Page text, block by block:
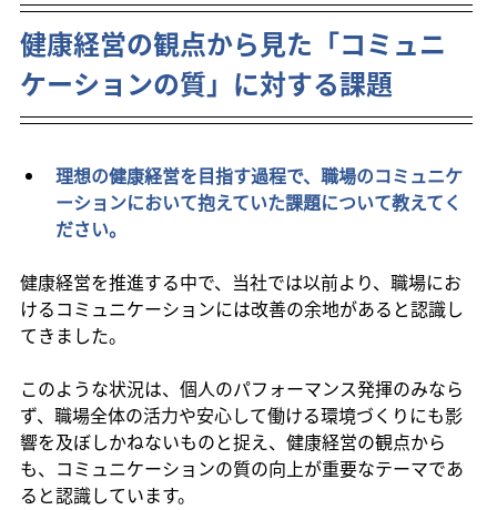
健康経営の観点から見た「コミュニ
ケーションの質」に対する課題
理想の健康経営を目指す過程で、職場のコミュニケ
ーションにおいて抱えていた課題について教えてく
ださい。
健康経営を推進する中で、当社では以前より、職場にお
けるコミュニケーションには改善の余地があると認識し
てきました。
このような状況は、個人のパフォーマンス発揮のみなら
ず、職場全体の活力や安心して働ける環境づくりにも影
響を及ぼしかねないものと捉え、健康経営の観点から
も、コミュニケーションの質の向上が重要なテーマであ
ると認識しています。